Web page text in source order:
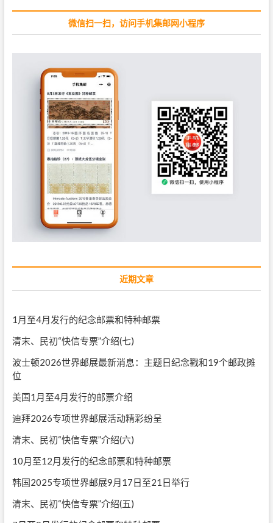
:
微信扫一扫，访问手机集邮网小程序
近期文章
1月至4月发行的纪念邮票和特种邮票
清末、民初“快信专票”介绍(七)
波士顿2026世界邮展最新消息：主题日纪念戳和19个邮政摊
位
美国1月至4月发行的邮票介绍
迪拜2026专项世界邮展活动精彩纷呈
清末、民初“快信专票”介绍(六)
10月至12月发行的纪念邮票和特种邮票
韩国2025专项世界邮展9月17日至21日举行
清末、民初“快信专票”介绍(五)